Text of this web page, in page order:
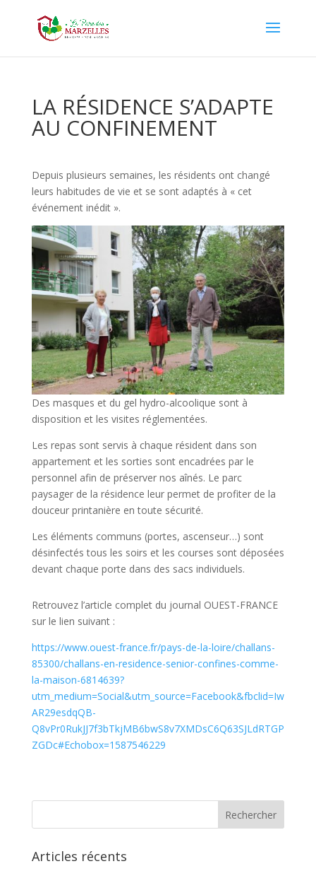
LA RÉSIDENCE S’ADAPTE
AU CONFINEMENT
Depuis plusieurs semaines, les résidents ont changé
leurs habitudes de vie et se sont adaptés à « cet
événement inédit ».
Des masques et du gel hydro-alcoolique sont à
disposition et les visites réglementées.
Les repas sont servis à chaque résident dans son
appartement et les sorties sont encadrées par le
personnel afin de préserver nos aînés. Le parc
paysager de la résidence leur permet de profiter de la
douceur printanière en toute sécurité.
Les éléments communs (portes, ascenseur…) sont
désinfectés tous les soirs et les courses sont déposées
devant chaque porte dans des sacs individuels.
Retrouvez l’article complet du journal OUEST-FRANCE
sur le lien suivant :
https://www.ouest-france.fr/pays-de-la-loire/challans-
85300/challans-en-residence-senior-confines-comme-
la-maison-6814639?
utm_medium=Social&utm_source=Facebook&fbclid=Iw
AR29esdqQB-
Q8vPr0RukJJ7f3bTkjMB6bwS8v7XMDsC6Q63SJLdRTGP
ZGDc#Echobox=1587546229
Articles récents